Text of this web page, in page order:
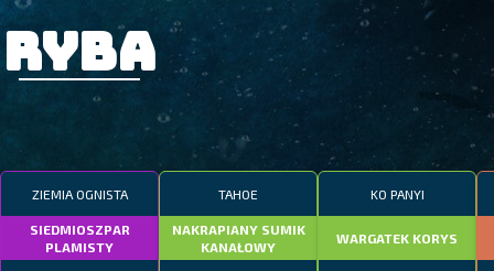
Ryba
ZIEMIA OGNISTA
SIEDMIOSZPAR
PLAMISTY
TAHOE
NAKRAPIANY SUMIK
KANAŁOWY
KO PANYI
WARGATEK KORYS